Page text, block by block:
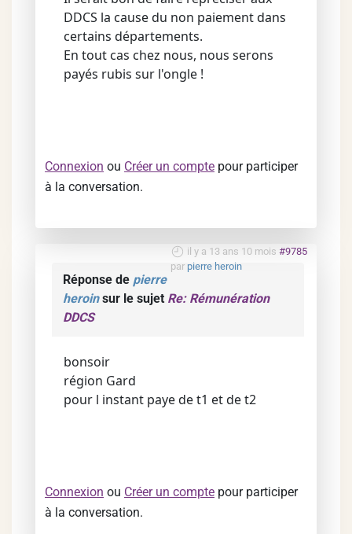
DDCS la cause du non paiement dans
certains départements.
En tout cas chez nous, nous serons
payés rubis sur l'ongle !
Connexion ou Créer un compte pour participer
à la conversation.
il y a 13 ans 10 mois #9785
par pierre heroin
Réponse de pierre
heroinsur le sujet Re: Rémunération
DDCS
bonsoir
région Gard
pour l instant paye de t1 et de t2
Connexion ou Créer un compte pour participer
à la conversation.